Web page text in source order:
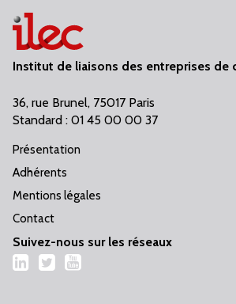
Institut de liaisons des entreprises de
36, rue Brunel, 75017 Paris
Standard : 01 45 00 00 37
Présentation
Adhérents
Mentions légales
Contact
Suivez-nous sur les réseaux
LinkedIn
TwitterYouTube